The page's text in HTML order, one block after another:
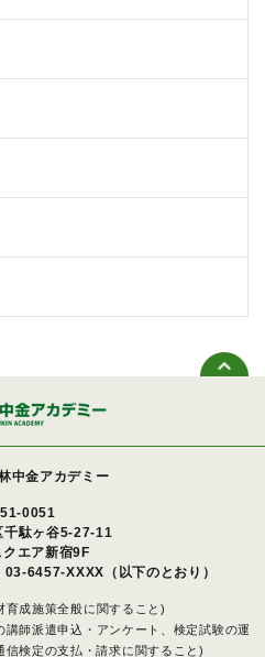
中金アカデミー
0051
千駄ヶ谷5-27-11
クエア新宿9F
03-6457-XXXX（以下のとおり）
育成施策全般に関すること)
師派遣申込・アンケート、検定試験の運
信検定の支払・請求に関すること)